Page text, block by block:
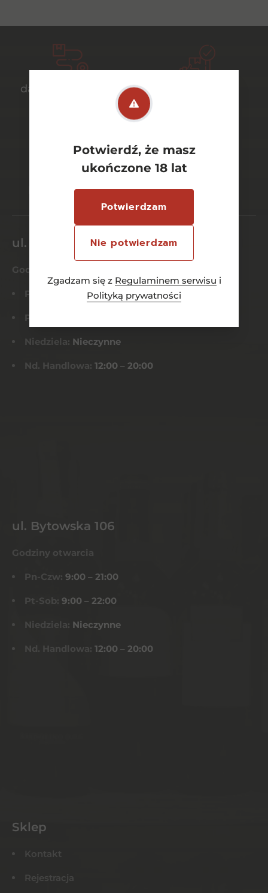
Potwierdź, że masz
ukończone 18 lat
Potwierdzam
Nie potwierdzam
Zgadzam się z Regulaminem serwisu i
Polityką prywatności
darmowa dostawa
bezpieczne
płatności online
szeroki wybór
asortymentu
ul. Dworcowa 26/6
Godziny otwarcia
Pn-Czw: 8:00 – 21:00
Pt-Sob:
Niedziela: Nieczynne
Nd. Handlowa: 12:00 – 20:00
ul. Bytowska 106
Godziny otwarcia
Pn-Czw: 9:00 – 21:00
Pt-Sob: 9:00 – 22:00
Niedziela: Nieczynne
Nd. Handlowa: 12:00 – 20:00
Sklep
Kontakt
Rejestracja